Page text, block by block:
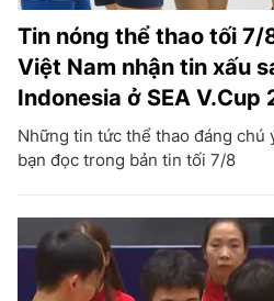
Tin nóng thể thao tối 7/
Việt Nam nhận tin xấu
Indonesia ở SEA V.Cup
Những tin tức thể thao đáng chú
bạn đọc trong bản tin tối 7/8